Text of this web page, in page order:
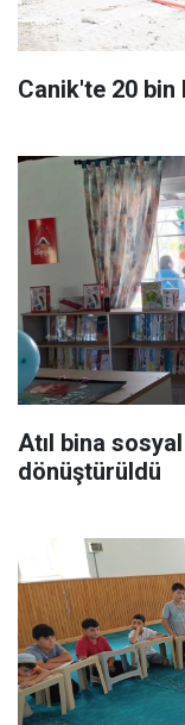
Canik'te 20
Atıl bina
dönüştürüldü